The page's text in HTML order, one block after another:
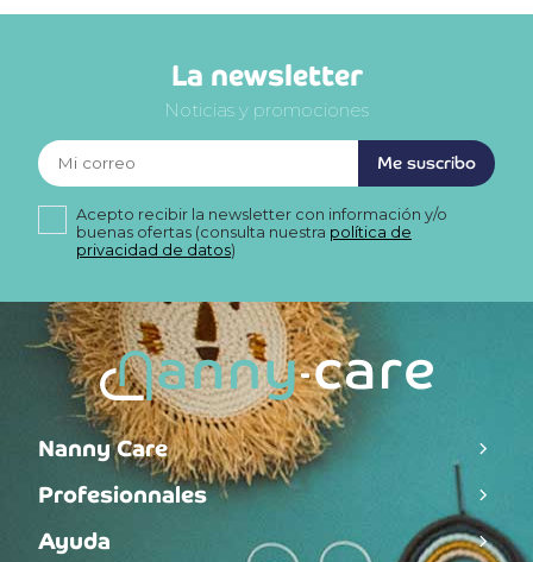
La newsletter
Noticias y promociones
Me suscribo
Acepto recibir la newsletter con información y/o
buenas ofertas (consulta nuestra política de
privacidad de datos)
Nanny Care
Profesionnales
Ayuda